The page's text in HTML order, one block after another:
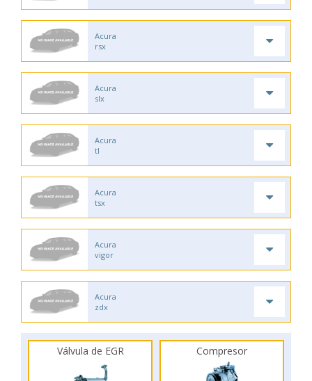
Acura
rsx
Acura
slx
Acura
tl
Acura
tsx
Acura
vigor
Acura
zdx
Válvula de EGR Compresor